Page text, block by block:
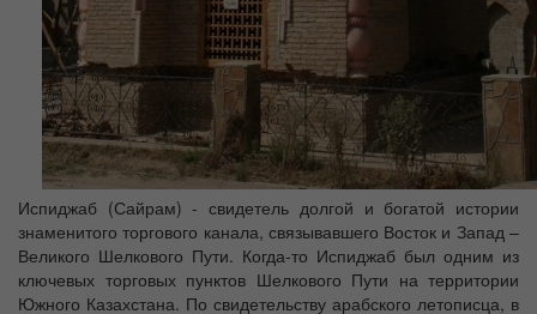
Испиджаб (Сайрам) - свидетель долгой и богатой истории
знаменитого торгового канала, связывавшего Восток и Запад –
Великого Шелкового Пути. Когда-то Испиджаб был одним из
ключевых торговых пунктов Шелкового Пути на территории
Южного Казахстана. По свидетельству арабского летописца, в